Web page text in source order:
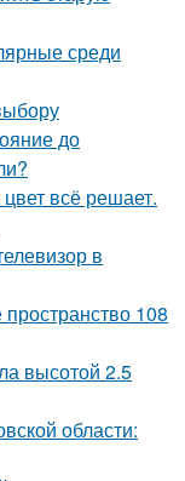
среди
до
всё решает.
в
108
высотой 2.5
области: